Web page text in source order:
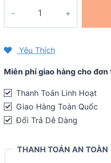
Aonijie
Belt
(B033)
quantity
Yêu Thích
Miễn phí giao hàng cho
Thanh Toán Linh Hoạt
Giao Hàng Toàn Quốc
Đổi Trả Dễ Dàng
THANH TOÁN AN TOÀN